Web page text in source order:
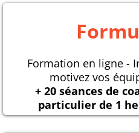
Formation en ligne -
motivez vos
+ 20 séances de
particulier de 1